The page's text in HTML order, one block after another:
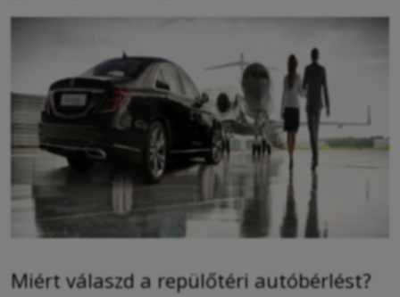
Miért válaszd a repülőtéri autóbérlést?